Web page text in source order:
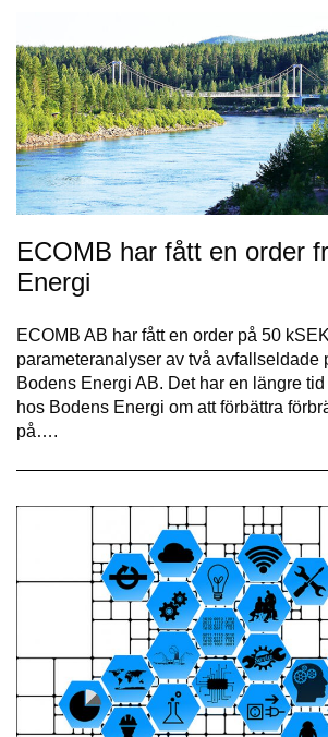
ECOMB har fått en order
Energi
ECOMB AB har fått en order på 50
parameteranalyser av två avfallseldade
Bodens Energi AB. Det har en längre
hos Bodens Energi om att förbättra
på….